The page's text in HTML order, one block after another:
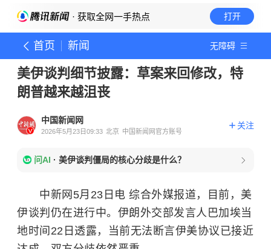
· 获取全网一手热点 打开
首页 新闻 无障碍
美伊谈判细节披露：草案来回修改，特
朗普越来越沮丧
中国新闻网
2026年5月23日09:33 北京 中国新闻网官方账号
关注
问AI · 美伊谈判僵局的核心分歧是什么？
中新网5月23日电 综合外媒报道，目前，美
伊谈判仍在进行中。伊朗外交部发言人巴加埃当
地时间22日透露，当前无法断言伊美协议已接近